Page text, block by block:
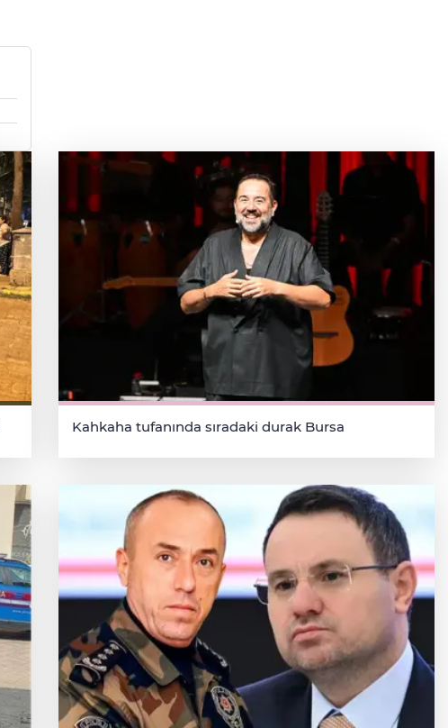
Kahkaha tufanında sıradaki durak Bursa